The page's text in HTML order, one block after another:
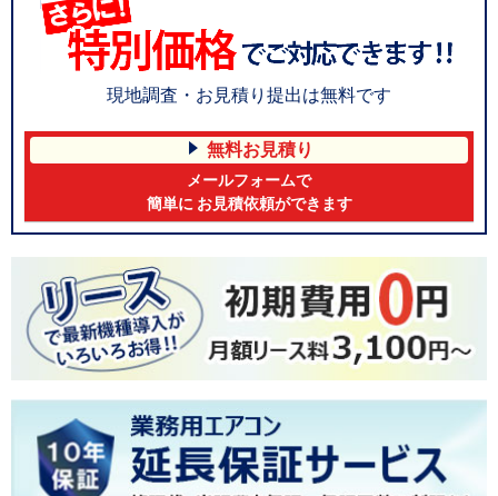
現地調査・お見積り提出は無料です
無料お見積り
メールフォームで
簡単に お見積依頼ができます